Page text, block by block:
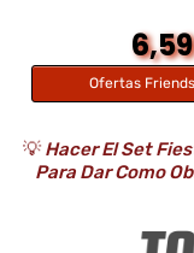
Ofertas Friends
💡 Hacer El Set
Para Dar Como